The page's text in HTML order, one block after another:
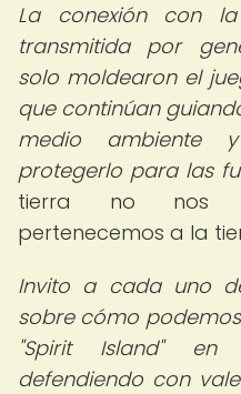
La conexión con
transmitida por
solo moldearon el
que continúan
medio ambiente
protegerlo para las
tierra no nos
pertenecemos a la
Invito a cada uno
sobre cómo
"Spirit Island" en
defendiendo con